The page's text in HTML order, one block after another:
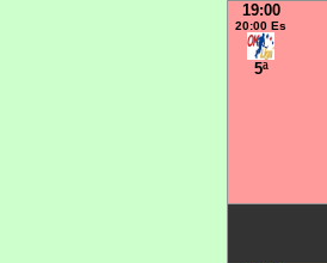
19:00
20:00 Es
5ª